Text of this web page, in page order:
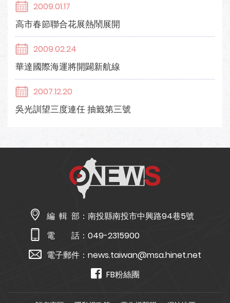
2009.01.17
高市春節聯合花展熱鬧展開
2009.02.24
華達國際海運將開闢新航線
2007.12.20
吳光訓望三度連任 抽籤第三號
編 輯 部： 南投縣南投市中興路94巷5號
電 話： 049-2315900
電子郵件： news.taiwan@msa.hinet.net
FB粉絲團